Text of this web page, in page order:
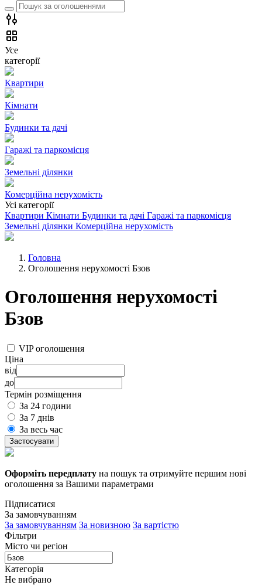
Усе
категорії
Квартири
Кімнати
Будинки та дачі
Гаражі та паркомісця
Земельні ділянки
Комерційна нерухомість
Усі категорії
Квартири Кімнати Будинки та дачі Гаражі та паркомісця
Земельні ділянки Комерційна нерухомість
Головна
Оголошення нерухомості Бзов
Оголошення нерухомості
Бзов
VIP оголошення
Ціна
від
до
Термін розміщення
За 24 години
За 7 днів
За весь час
Застосувати
Оформіть передплату на пошук та отримуйте першим нові
оголошення за Вашими параметрами
Підписатися
За замовчуванням
За замовчуванням За новизною За вартістю
Фільтри
Місто чи регіон
Категорія
Не вибрано